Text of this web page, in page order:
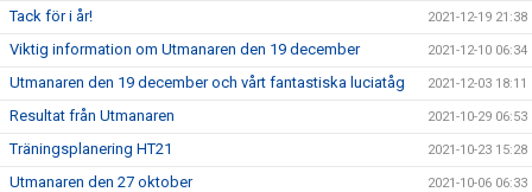
Tack för i år! 2021-12-19 21:38
Viktig information om Utmanaren den 19 december 2021-12-10 06:34
Utmanaren den 19 december och vårt fantastiska luciatåg 2021-12-03 18:11
Resultat från Utmanaren 2021-10-29 06:53
Träningsplanering HT21 2021-10-23 15:28
Utmanaren den 27 oktober 2021-10-06 06:33